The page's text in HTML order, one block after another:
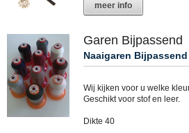
meer info
Garen Bijpassend
Naaigaren Bijpassend
Wij kijken voor u welke
Geschikt voor stof en leer.
Dikte 40